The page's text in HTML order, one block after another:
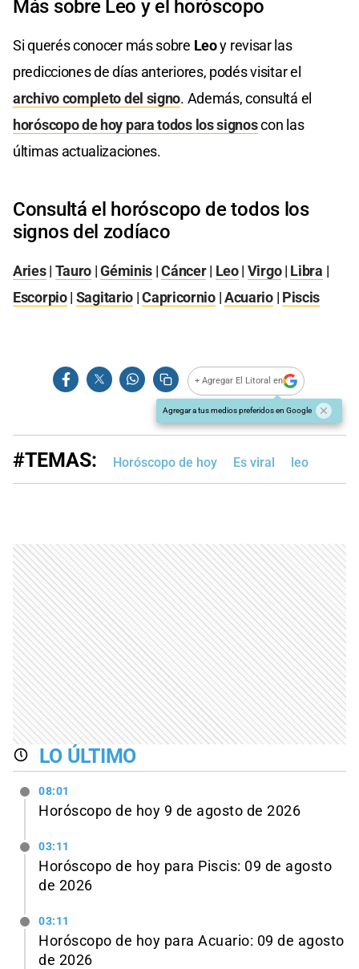
Más sobre Leo y el horóscopo
Si querés conocer más sobre Leoy revisar las
predicciones de días anteriores, podés visitar el
archivo completo del signo. Además, consultá el
horóscopo de hoy para todos los signoscon las
últimas actualizaciones.
Consultá el horóscopo de todos los
signos del zodíaco
Aries| Tauro |Géminis |Cáncer| Leo| Virgo| Libra |
Escorpio| Sagitario |Capricornio|Acuario| Piscis
+ Agregar El Litoral en
Agregar a tus medios preferidos en Google
#TEMAS: Horóscopo de hoy Es viral leo
LO ÚLTIMO
08:01
Horóscopo de hoy 9 de agosto de 2026
03:11
Horóscopo de hoy para Piscis: 09 de agosto
de 2026
03:11
Horóscopo de hoy para Acuario: 09 de agosto
de 2026